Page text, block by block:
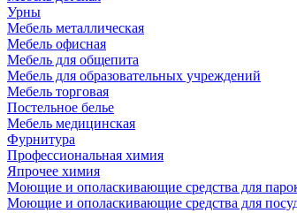
Урны
Мебель металлическая
Мебель офисная
Мебель для общепита
Мебель для образовательных учреждений
Мебель торговая
Постельное белье
Мебель медицинская
Фурнитура
Профессиональная химия
Япрочее химия
Моющие и ополаскивающие средства для
Моющие и ополаскивающие средства для